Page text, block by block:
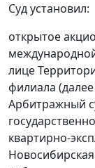
Суд установил:
открытое
лице
филиала
Арбитражный
квартирно-